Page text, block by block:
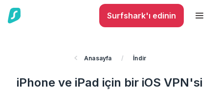
Surfshark'ı edinin
Anasayfa / İndir
iPhone ve iPad için bir iOS VPN'si